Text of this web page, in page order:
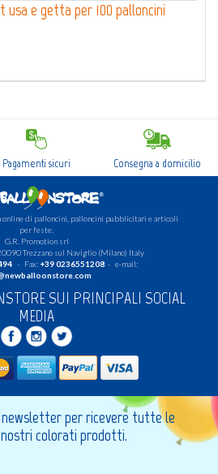
usa e getta per 100 palloncini
Pagamenti sicuri Consegna a domicilio
online di palloncini, palloncini pubblicitari e articoli
per feste.
G.R. Promotion srl
Trezzano sul Naviglio (Milano) Italy
- Fax:+39 0236551208- e-mail:
SUI PRINCIPALI SOCIAL
MEDIA
per ricevere tutte le
colorati prodotti.